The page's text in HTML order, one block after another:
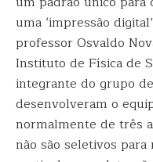
uma ‘impressão
professor Osvaldo
Instituto de Física de
integrante do grupo
desenvolveram o
normalmente de três
não são seletivos